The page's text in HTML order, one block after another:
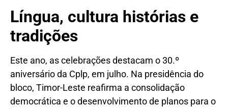
Língua, cultura histórias e
tradições
Este ano, as celebrações destacam o 30.º
aniversário da Cplp, em julho. Na presidência do
bloco, Timor-Leste reafirma a consolidação
democrática e o desenvolvimento de planos para o